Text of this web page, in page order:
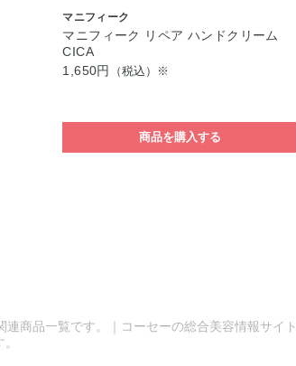
マニフィーク
マニフィーク リペア ハンドクリーム
CICA
1,650円
（税込）※
商品を購入する
連商品一覧です。｜コーセーの総合美容情報サ